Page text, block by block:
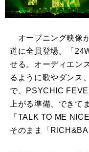
オープニング映像
道に全員登場。「
せる。オーディエン
るように歌やダンス
で、
PSYCHIC
上がる準備、できて
「 TALK TO ME
そのまま「